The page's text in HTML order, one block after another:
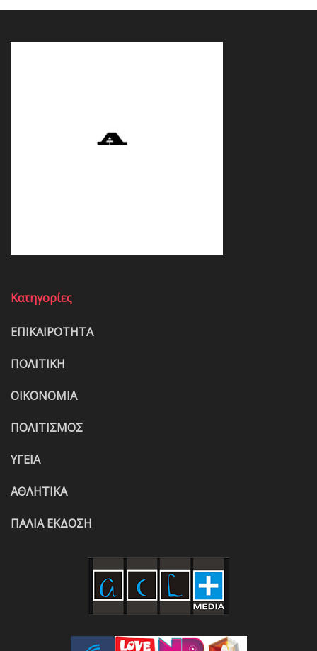
Κατηγορίες
ΕΠΙΚΑΙΡΟΤΗΤΑ
ΠΟΛΙΤΙΚΗ
ΟΙΚΟΝΟΜΙΑ
ΠΟΛΙΤΙΣΜΟΣ
ΥΓΕΙΑ
ΑΘΛΗΤΙΚΑ
ΠΑΛΙΑ ΕΚΔΟΣΗ